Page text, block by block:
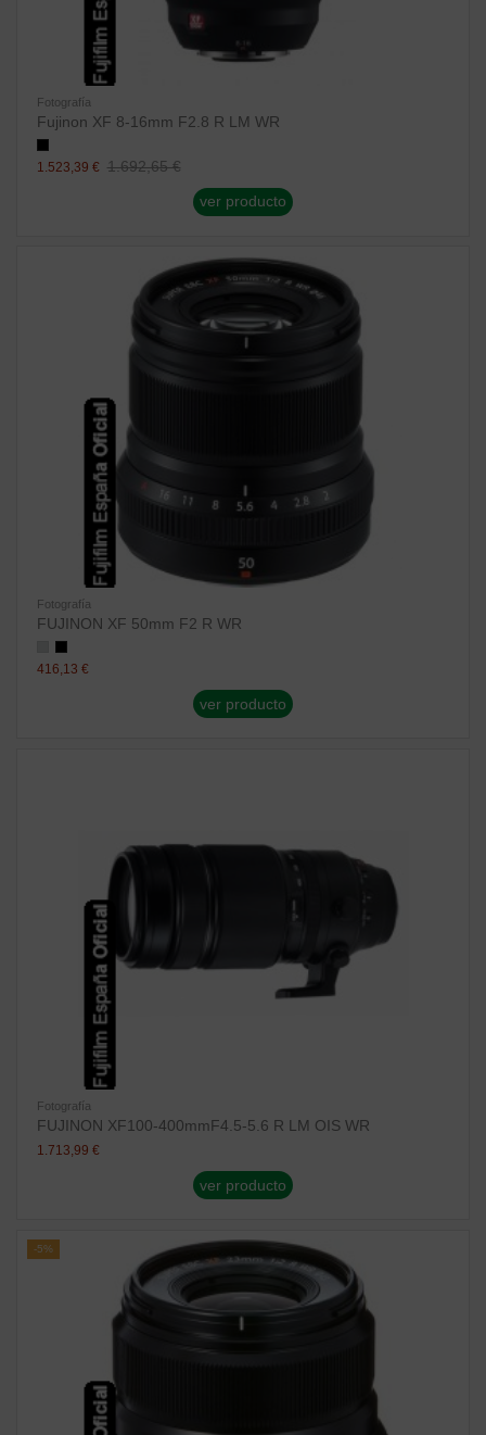
Fotografía
Fujinon XF 8-16mm F2.8 R LM WR
1.523,39 € 1.692,65 €
ver producto
Fotografía
FUJINON XF 50mm F2 R WR
416,13 €
ver producto
Fotografía
FUJINON XF100-400mmF4.5-5.6 R LM OIS WR
1.713,99 €
ver producto
-5%